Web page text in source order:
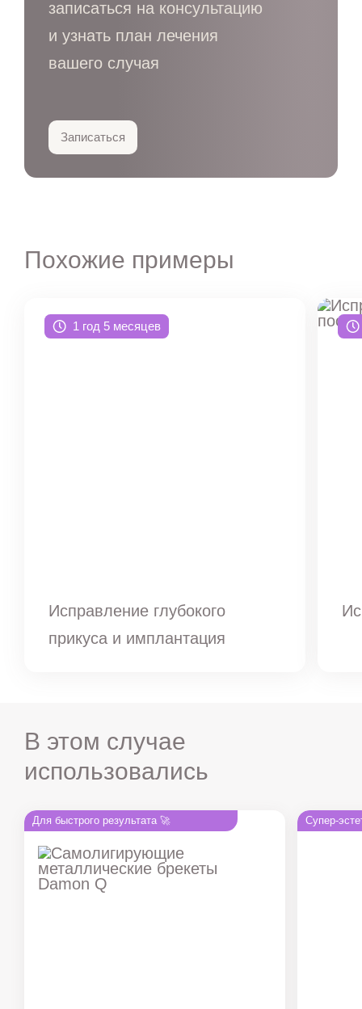
записаться на консультацию
и узнать план лечения
вашего случая
Записаться
Похожие примеры
1 год 5 месяцев
Исправление глубокого
прикуса и имплантация
В этом случае
использовались
Для быстрого результата 🚀 Супер-